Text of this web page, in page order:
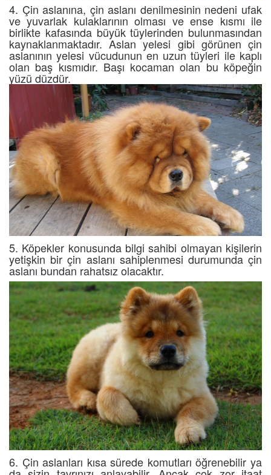
4. Çin aslanına, çin aslanı denilmesinin nedeni ufak
ve yuvarlak kulaklarının olması ve ense kısmı ile
birlikte kafasında büyük tüylerinden bulunmasından
kaynaklanmaktadır. Aslan yelesi gibi görünen çin
aslanının yelesi vücudunun en uzun tüyleri ile kaplı
olan baş kısmıdır. Başı kocaman olan bu köpeğin
yüzü düzdür.
5. Köpekler konusunda bilgi sahibi olmayan kişilerin
yetişkin bir çin aslanı sahiplenmesi durumunda çin
aslanı bundan rahatsız olacaktır.
6. Çin aslanları kısa sürede komutları öğrenebilir ya